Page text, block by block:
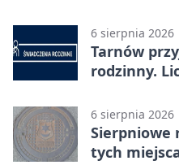
6 sierpnia 2026
Tarnów
rodzinny.
6 sierpnia 2026
Sierpniowe
tych